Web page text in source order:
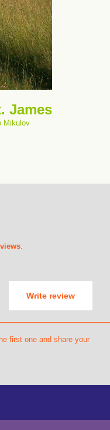
James
Mikulov
.
Write review
first one and share your